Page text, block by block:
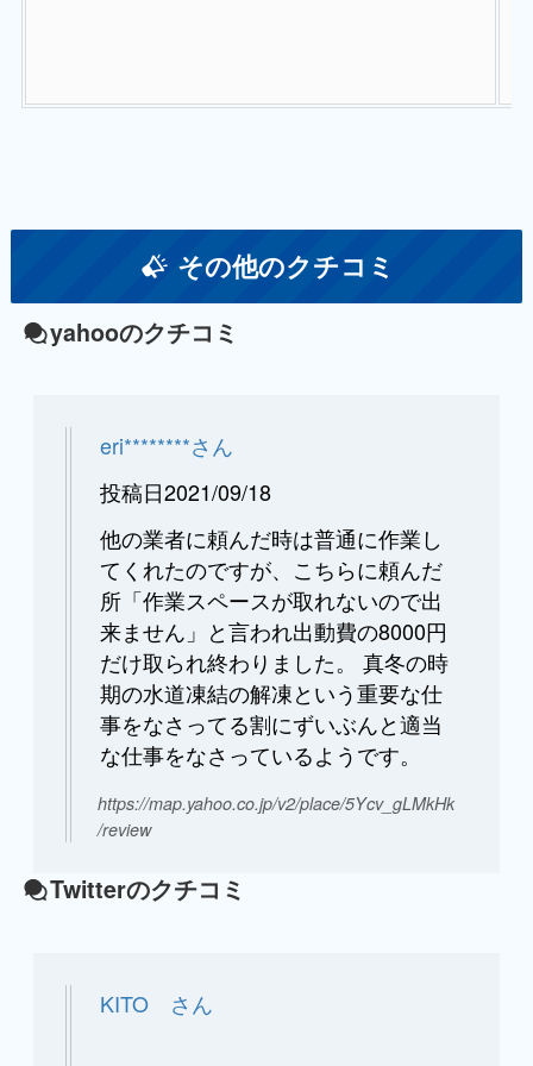
その他のクチコミ
yahooのクチコミ
eri********さん
投稿日2021/09/18
他の業者に頼んだ時は普通に作業し
てくれたのですが、こちらに頼んだ
所「作業スペースが取れないので出
来ません」と言われ出動費の8000円
だけ取られ終わりました。 真冬の時
期の水道凍結の解凍という重要な仕
事をなさってる割にずいぶんと適当
な仕事をなさっているようです。
https://map.yahoo.co.jp/v2/place/5Ycv_gLMkHk
/review
Twitterのクチコミ
KITO さん